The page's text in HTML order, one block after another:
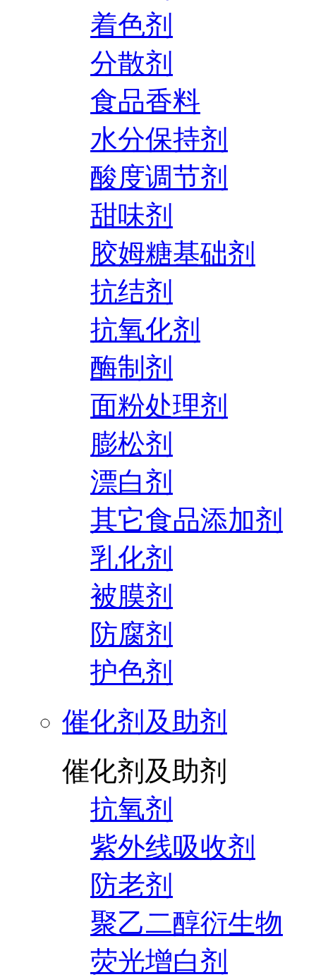
着色剂
分散剂
食品香料
水分保持剂
酸度调节剂
甜味剂
胶姆糖基础剂
抗结剂
抗氧化剂
酶制剂
面粉处理剂
膨松剂
漂白剂
其它食品添加剂
乳化剂
被膜剂
防腐剂
护色剂
催化剂及助剂
催化剂及助剂
抗氧剂
紫外线吸收剂
防老剂
聚乙二醇衍生物
荧光增白剂